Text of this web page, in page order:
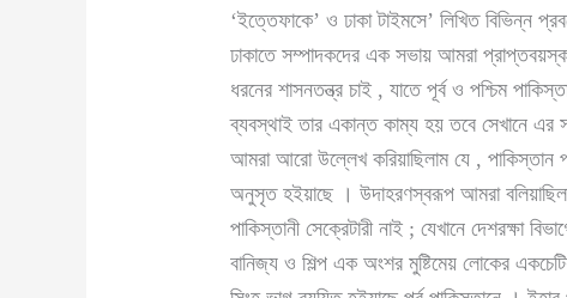
‘ইত্তেফাকে’ ও ঢাকা টাইমসে’ লিখিত বিভিন্ন
ঢাকাতে সম্পাদকদের এক সভায় আমরা
ধরনের শাসনতন্ত্র চাই , যাতে পূর্ব ও পশ্চিম
ব্যবস্থাই তার একান্ত কাম্য হয় তবে সেখানে এর
আমরা আরো উল্লেখ করিয়াছিলাম যে , পাকিস্তান
অনুসৃত হইয়াছে । উদাহরণস্বরূপ আমরা
পাকিস্তানী সেক্রেটারী নাই ; যেখানে দেশরক্ষা
বানিজ্য ও শিল্প এক অংশর মুষ্টিমেয় লোকের